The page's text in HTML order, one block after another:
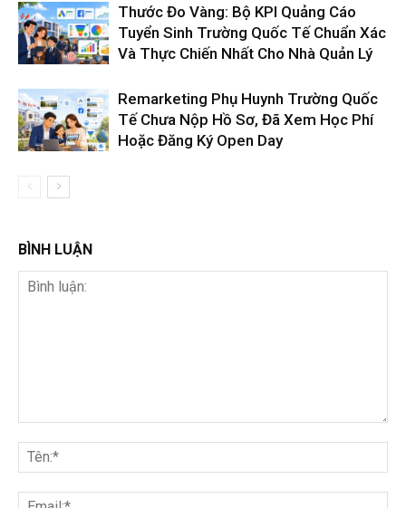
Thước Đo Vàng: Bộ KPI Quảng Cáo
Tuyển Sinh Trường Quốc Tế Chuẩn Xác
Và Thực Chiến Nhất Cho Nhà Quản Lý
Remarketing Phụ Huynh Trường Quốc
Tế Chưa Nộp Hồ Sơ, Đã Xem Học Phí
Hoặc Đăng Ký Open Day
BÌNH LUẬN